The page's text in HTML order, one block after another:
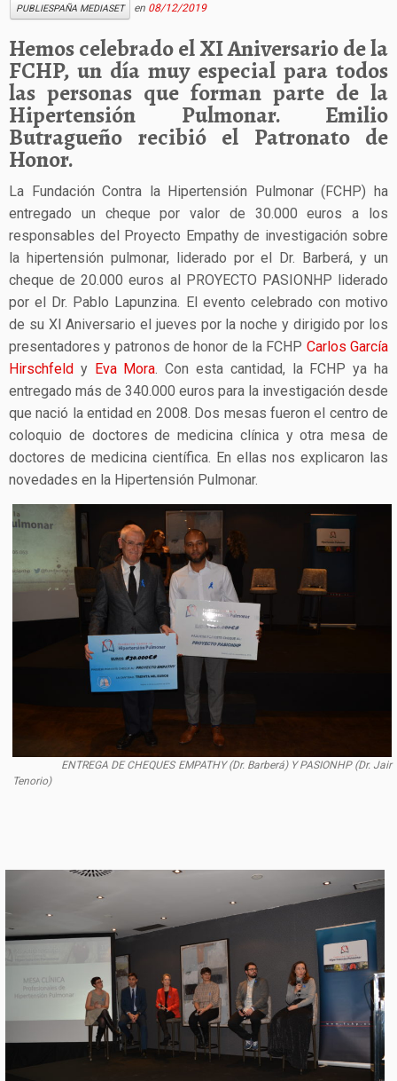
PUBLIESPAÑA MEDIASET
en 08/12/2019
Hemos celebrado el XI Aniversario de la
FCHP, un día muy especial para todos
las personas que forman parte de la
Hipertensión Pulmonar. Emilio
Butragueño recibió el Patronato de
Honor.
La Fundación Contra la Hipertensión Pulmonar (FCHP) ha
entregado un cheque por valor de 30.000 euros a los
responsables del Proyecto Empathy de investigación sobre
la hipertensión pulmonar, liderado por el Dr. Barberá, y un
cheque de 20.000 euros al PROYECTO PASIONHP liderado
por el Dr. Pablo Lapunzina. El evento celebrado con motivo
de su XI Aniversario el jueves por la noche y dirigido por los
presentadores y patronos de honor de la FCHP Carlos García
Hirschfeld y Eva Mora. Con esta cantidad, la FCHP ya ha
entregado más de 340.000 euros para la investigación desde
que nació la entidad en 2008. Dos mesas fueron el centro de
coloquio de doctores de medicina clínica y otra mesa de
doctores de medicina científica. En ellas nos explicaron las
novedades en la Hipertensión Pulmonar.
ENTREGA DE CHEQUES EMPATHY (Dr. Barberá) Y PASIONHP (Dr. Jair
Tenorio)